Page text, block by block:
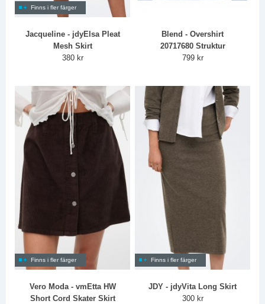
Finns i fler färger
Jacqueline - jdyElsa Pleat
Mesh Skirt
380 kr
Blend - Overshirt
20717680 Struktur
799 kr
Finns i fler färger
Vero Moda - vmEtta HW
Short Cord Skater Skirt
Finns i fler färger
JDY - jdyVita Long Skirt
300 kr